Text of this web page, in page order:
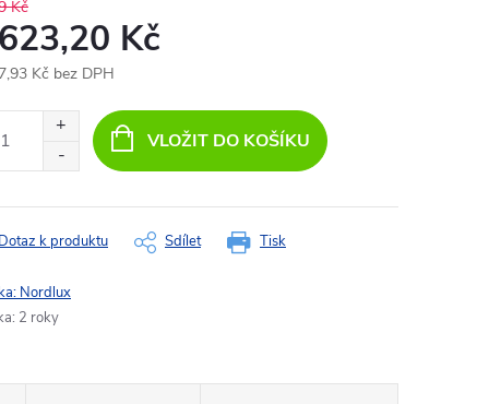
Kč
Kč
Kč bez DPH
VLOŽIT DO KOŠÍKU
Tisk
k produktu Sdílet
Nordlux
: 2 roky